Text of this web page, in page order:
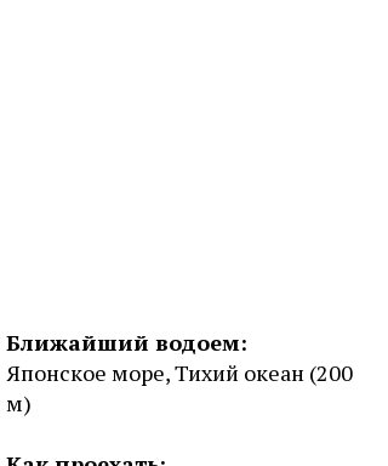
Ближайший водоем:
Японское море, Тихий океан (200
м)